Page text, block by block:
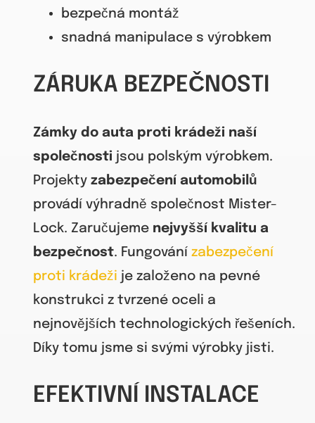
bezpečná montáž
snadná manipulace s výrobkem
ZÁRUKA BEZPEČNOSTI
Zámky do auta proti krádeži naší
společnosti jsou polským výrobkem.
Projekty zabezpečení automobilů
provádí výhradně společnost Mister-
Lock. Zaručujeme nejvyšší kvalitu a
bezpečnost. Fungování zabezpečení
proti krádeži je založeno na pevné
konstrukci z tvrzené oceli a
nejnovějších technologických řešeních.
Díky tomu jsme si svými výrobky jisti.
EFEKTIVNÍ INSTALACE